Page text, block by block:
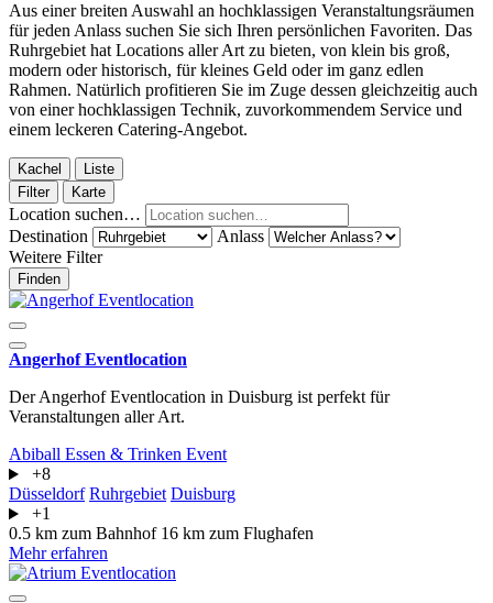
Aus einer breiten Auswahl an hochklassigen Veranstaltungsräumen
für jeden Anlass suchen Sie sich Ihren persönlichen Favoriten. Das
Ruhrgebiet hat Locations aller Art zu bieten, von klein bis groß,
modern oder historisch, für kleines Geld oder im ganz edlen
Rahmen. Natürlich profitieren Sie im Zuge dessen gleichzeitig auch
von einer hochklassigen Technik, zuvorkommendem Service und
einem leckeren Catering-Angebot.
Kachel
Liste
Filter
Karte
Location suchen…
Destination
Anlass
Weitere Filter
Finden
Angerhof Eventlocation
Der Angerhof Eventlocation in Duisburg ist perfekt für
Veranstaltungen aller Art.
Abiball Essen & Trinken Event
+8
Düsseldorf Ruhrgebiet Duisburg
+1
0.5 km zum Bahnhof 16 km zum Flughafen
Mehr erfahren